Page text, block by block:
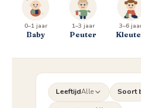
0–1 jaar
Baby
1–3 jaar
Peuter
3–6
LeeftijdAlle Soort